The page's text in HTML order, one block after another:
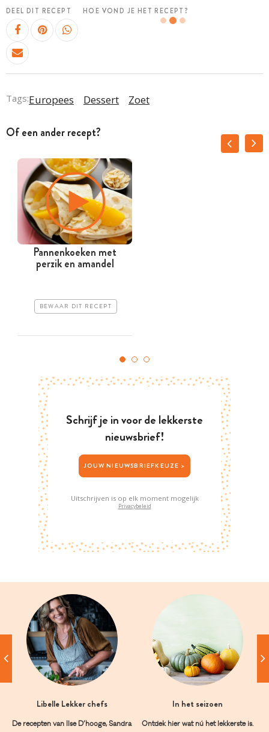
DEEL DIT RECEPT HOE VOND JE HET RECEPT?
Tags:Europees Dessert Zoet
Of een ander recept?
Pannenkoeken met
perzik en amandel
BEWAAR DIT RECEPT
Schrijf je in voor de lekkerste
nieuwsbrief!
JOUW NIEUWSBRIEFKEUZE >
Uitschrijven is op elk moment mogelijk
Privacybeleid
Libelle Lekker chefs
De recepten van Ilse D’hooge, Sandra
In het seizoen
Ontdek hier wat nú het lekkerste is.